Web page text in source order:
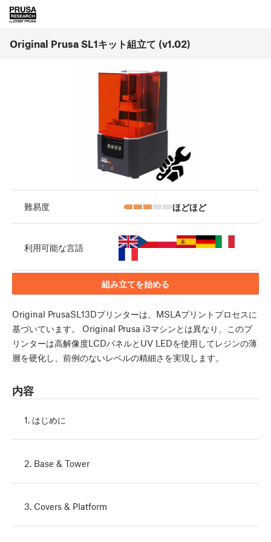
Original Prusa SL1キット組立て (v1.02)
難易度 ほどほど
利用可能な言語
組み立てを始める
Original PrusaSL13Dプリンターは、MSLAプリントプロセスに
基づいています。 Original Prusa i3マシンとは異なり、このプ
リンターは高解像度LCDパネルとUV LEDを使用してレジンの薄
層を硬化し、前例のないレベルの精細さを実現します。
内容
1. はじめに
2. Base & Tower
3. Covers & Platform